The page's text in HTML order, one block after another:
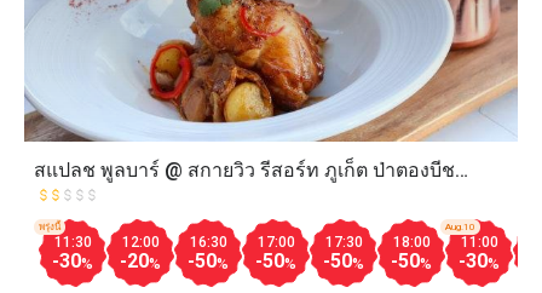
สแปลช พูลบาร์ @ สกายวิว รีสอร์ท ภูเก็ต ป่าตองบีช
(Splash Pool Bar @ Skyview Resort Phuket Patong
Beach)
11:30
-30%
พรุ่งนี้
12:00
-20%
16:30
-50%
17:00
-50%
17:30
-50%
18:00
-50%
11:00
-30%
Aug.10